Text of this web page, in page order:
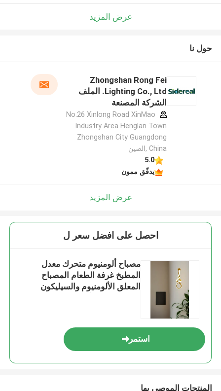
عرض المزيد
حول نا
Zhongshan Rong Fei
Lighting Co., Ltd. الملف
الشركة المصنعة
No.26 Xinlong Road XinMao
Industry Area Henglan Town
Zhongshan City Guangdong
China ,الصين
5.0
يدقّق ممون
عرض المزيد
احصل على افضل سعر ل
مصباح ألومنيوم متحرك معدل
المطبخ غرفة الطعام المصباح
المعلق الألومنيوم والسيليكون
استمر
المنتجات الموصى بها